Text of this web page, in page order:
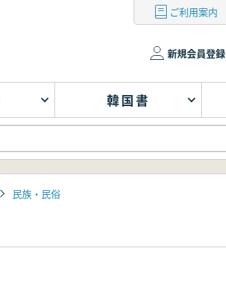
ご利用案内
新規会員登録
韓国書
民族・民俗